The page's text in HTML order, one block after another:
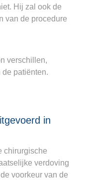
Hij zal ook de
van de procedure
verschillen,
patiënten.
in
chirurgische
verdoving
voorkeur van de